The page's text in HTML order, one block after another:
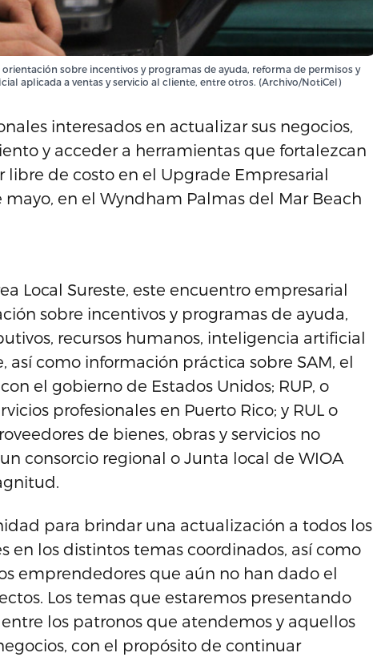
sobre incentivos y programas de ayuda, reforma de permisos y
aplicada a ventas y servicio al cliente, entre otros. (Archivo/NotiCel)
interesados en actualizar sus negocios,
y acceder a herramientas que fortalezcan
de costo en el Upgrade Empresarial
mayo, en el Wyndham Palmas del Mar Beach
Local Sureste, este encuentro empresarial
sobre incentivos y programas de ayuda,
recursos humanos, inteligencia artificial
así como información práctica sobre SAM, el
el gobierno de Estados Unidos; RUP, o
profesionales en Puerto Rico; y RUL o
de bienes, obras y servicios no
consorcio regional o Junta local de WIOA
para brindar una actualización a todos los
en los distintos temas coordinados, así como
emprendedores que aún no han dado el
Los temas que estaremos presentando
los patronos que atendemos y aquellos
con el propósito de continuar